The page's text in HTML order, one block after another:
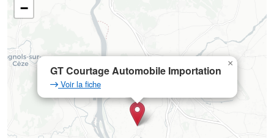
GT Courtage Automobile Importation
Voir la fiche
×
−